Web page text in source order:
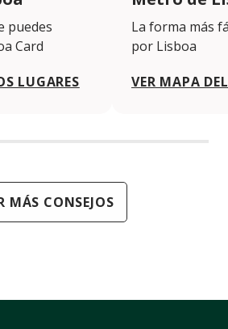
puedes
Card
LUGARES
La forma más
por Lisboa
VER MAPA
MÁS CONSEJOS